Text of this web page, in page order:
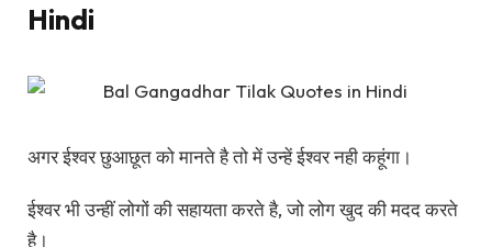
Hindi
अगर ईश्वर छुआछूत को मानते है तो में उन्हें ईश्वर नही कहूंगा।
ईश्वर भी उन्हीं लोगों की सहायता करते है, जो लोग खुद की मदद करते
है।